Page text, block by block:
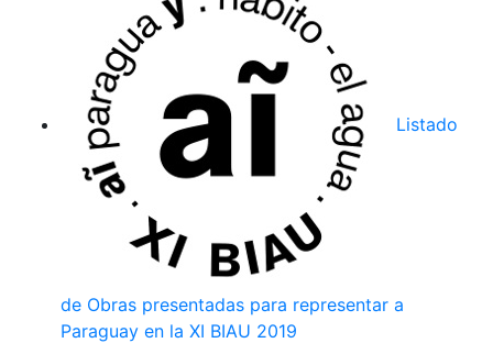
Listado
de Obras presentadas para representar a
Paraguay en la XI BIAU 2019